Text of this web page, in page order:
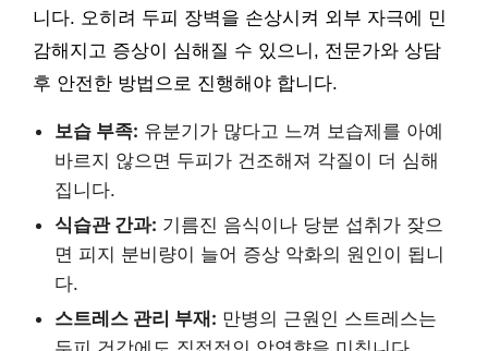
니다. 오히려 두피 장벽을 손상시켜 외부 자극에 민
감해지고 증상이 심해질 수 있으니, 전문가와 상담
후 안전한 방법으로 진행해야 합니다.
보습 부족: 유분기가 많다고 느껴 보습제를 아예
바르지 않으면 두피가 건조해져 각질이 더 심해
집니다.
식습관 간과: 기름진 음식이나 당분 섭취가 잦으
면 피지 분비량이 늘어 증상 악화의 원인이 됩니
다.
스트레스 관리 부재: 만병의 근원인 스트레스는